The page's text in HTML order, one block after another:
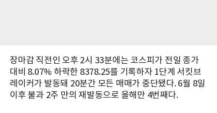
장마감 직전인 오후 2시 33분에는 코스피가 전일 종가
대비 8.07% 하락한 8378.25를 기록하자 1단계 서킷브
레이커가 발동돼 20분간 모든 매매가 중단됐다. 6월 8일
이후 불과 2주 만의 재발동으로 올해만 4번째다.